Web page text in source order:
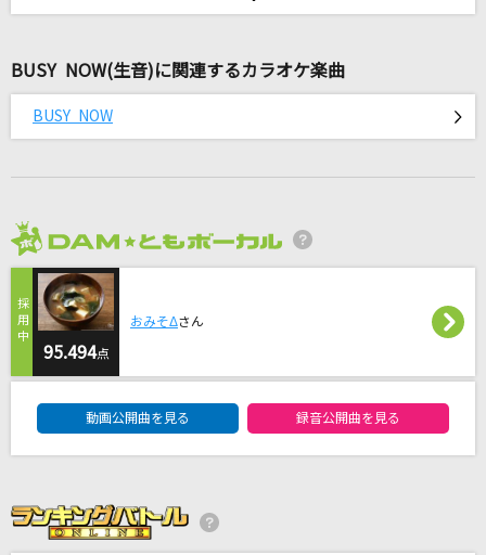
[生音]いとしのエリー
リタ
moon drop
you
キミは都市伝説
BUDDiiS
[生音]くちなしの花
渡哲也
抱きしめたい
Mr.Children
君じゃなきゃダメみたい
オーイシマサヨシ
BUSY NOW(生音)に関連するカラオケ楽曲
BUSY NOW
95.494点
おみそΔさん
動画公開曲を見る 録音公開曲を見る